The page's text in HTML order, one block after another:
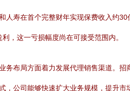
人寿在首个完整财年实现保费收入约
，这一亏损幅度尚在可接受范围内。
务布局方面着力发展代理销售渠道。
，公司能够快速扩大业务规模，提升市